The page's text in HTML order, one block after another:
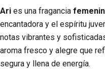
Ari es una fragancia
encantadora y el espíritu
notas vibrantes y
aroma fresco y alegre que
segura y llena de energía.